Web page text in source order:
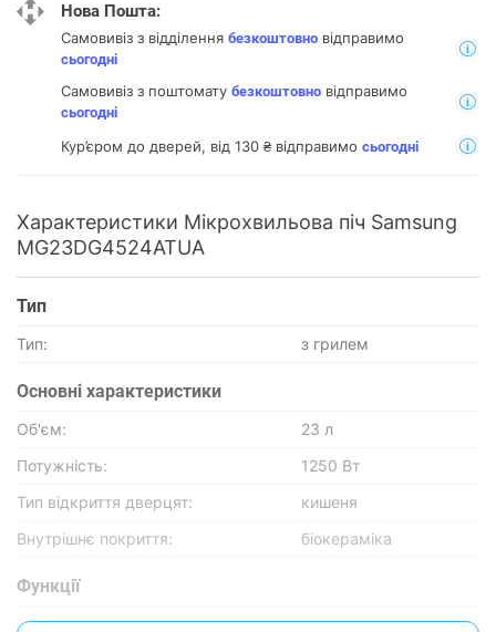
Нова Пошта:
Самовивіз з відділення безкоштовно відправимо
сьогодні
Самовивіз з поштомату безкоштовно відправимо
сьогодні
Кур’єром до дверей, від 130 ₴ відправимо сьогодні
Характеристики Мікрохвильова піч Samsung
MG23DG4524ATUA
Тип
Тип: з грилем
Основнi характеристики
Об'єм:
23 л
Потужність:
1250 Вт
Тип відкриття дверцят:
кишеня
Внутрішнє покриття:
біокераміка
Функції
Автоматичні програми: є